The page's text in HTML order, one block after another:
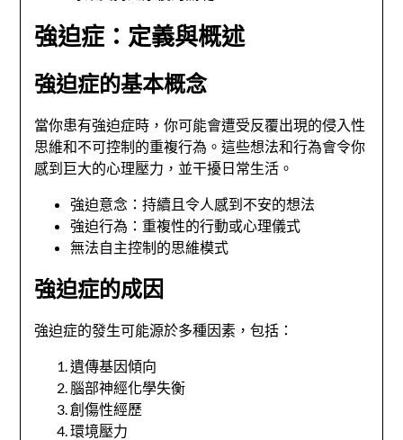
強迫症：定義與概述
強迫症的基本概念
當你患有強迫症時，你可能會遭受反覆出現的侵入性
思維和不可控制的重複行為。這些想法和行為會令你
感到巨大的心理壓力，並干擾日常生活。
強迫意念：持續且令人感到不安的想法
強迫行為：重複性的行動或心理儀式
無法自主控制的思維模式
強迫症的成因
強迫症的發生可能源於多種因素，包括：
遺傳基因傾向
腦部神經化學失衡
創傷性經歷
環境壓力